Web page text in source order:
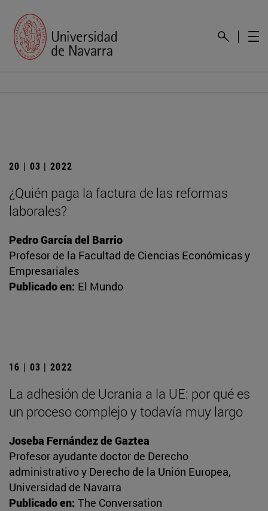
20 | 03 | 2022
¿Quién paga la factura de las reformas
laborales?
Pedro García del Barrio
Profesor de la Facultad de Ciencias Económicas y
Empresariales
Publicado en: El Mundo
16 | 03 | 2022
La adhesión de Ucrania a la UE: por qué es
un proceso complejo y todavía muy largo
Joseba Fernández de Gaztea
Profesor ayudante doctor de Derecho
administrativo y Derecho de la Unión Europea,
Universidad de Navarra
Publicado en: The Conversation